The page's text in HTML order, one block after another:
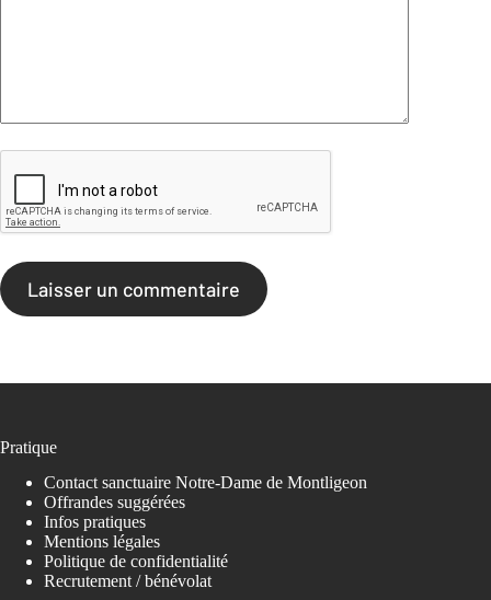
Laisser un commentaire
Pratique
Contact sanctuaire Notre-Dame de Montligeon
Offrandes suggérées
Infos pratiques
Mentions légales
Politique de confidentialité
Recrutement / bénévolat